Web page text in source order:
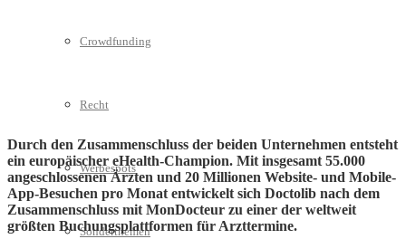
Crowdfunding
Recht
Werbespots
Sonderthemen
Durch den Zusammenschluss der beiden Unternehmen entsteht
ein europäischer eHealth-Champion. Mit insgesamt 55.000
angeschlossenen Ärzten und 20 Millionen Website- und Mobile-
App-Besuchen pro Monat entwickelt sich Doctolib nach dem
Zusammenschluss mit MonDocteur zu einer der weltweit
größten Buchungsplattformen für Arzttermine.